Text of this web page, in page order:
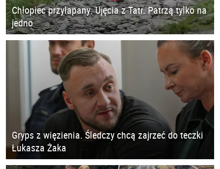
Chłopiec przyłapany. Ujęcia z Tatr. Patrzą tylko na
jedno
Gryps z więzienia. Śledczy chcą zajrzeć do teczki
Łukasza Żaka